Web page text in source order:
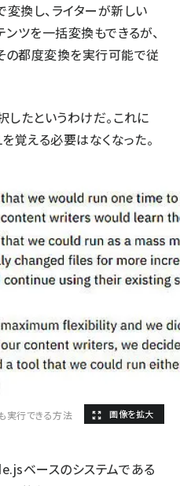
変換し、ライターが新しい
ツを一括変換もできるが、
の都度変換を実行可能で従
たというわけだ。これに
覚える必要はなくなった。
実行できる方法
ベースのシステムである